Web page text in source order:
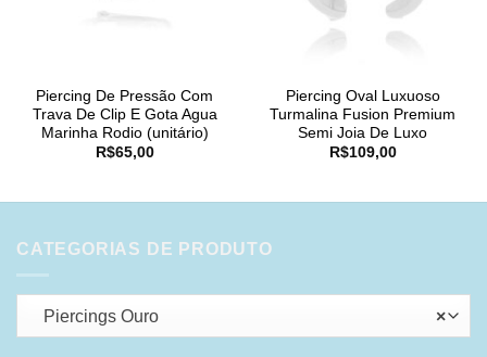
Piercing De Pressão Com
Trava De Clip E Gota Agua
Marinha Rodio (unitário)
R$65,00
Piercing Oval Luxuoso
Turmalina Fusion Premium
Semi Joia De Luxo
R$109,00
CATEGORIAS DE PRODUTO
×
Piercings Ouro